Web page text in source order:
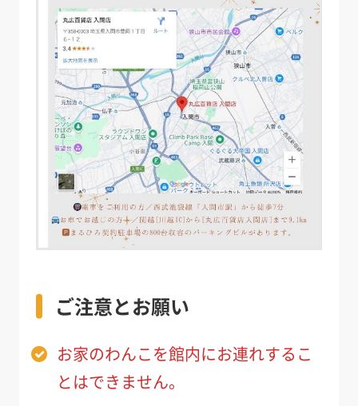
ご注意とお願い
お家のわんこを館内にお連れするこ
とはできません。